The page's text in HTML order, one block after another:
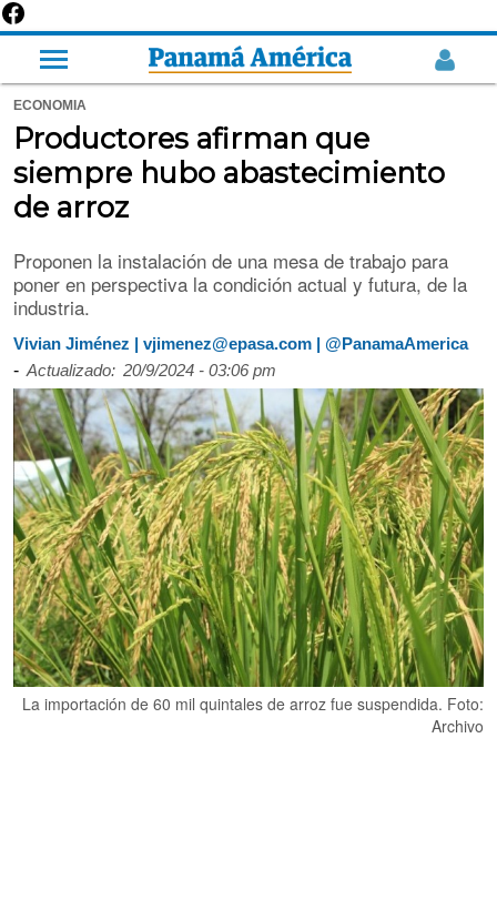
ECONOMIA
Productores afirman que
siempre hubo abastecimiento
de arroz
Proponen la instalación de una mesa de trabajo para
poner en perspectiva la condición actual y futura, de la
industria.
Vivian Jiménez | vjimenez@epasa.com | @PanamaAmerica
- Actualizado: 20/9/2024 - 03:06 pm
La importación de 60 mil quintales de arroz fue suspendida. Foto:
Archivo